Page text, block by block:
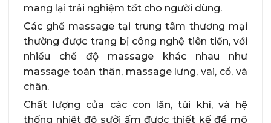
mang lại trải nghiệm tốt cho người dùng.
Các ghế massage tại trung tâm thương mại
thường được trang bị công nghệ tiên tiến, với
nhiều chế độ massage khác nhau như
massage toàn thân, massage lưng, vai, cổ, và
chân.
Chất lượng của các con lăn, túi khí, và hệ
thống nhiệt độ sưởi ấm được thiết kế để mô